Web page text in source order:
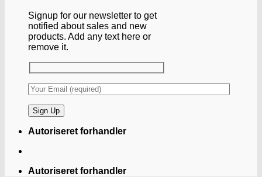
Signup for our newsletter to get
notified about sales and new
products. Add any text here or
remove it.
Autoriseret forhandler
Autoriseret forhandler